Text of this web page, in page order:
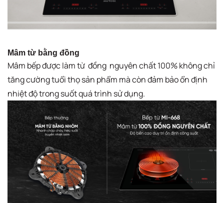
Mâm từ bằng đồng​
Mâm bếp được làm từ đồng nguyên chất 100% không chỉ
tăng cường tuổi thọ sản phẩm mà còn đảm bảo ổn định
nhiệt độ trong suốt quá trình sử dụng. ​